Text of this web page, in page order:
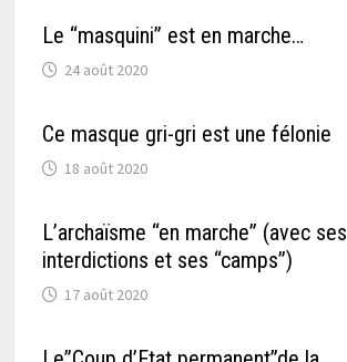
Le “masquini” est en marche…
24 août 2020
Ce masque gri-gri est une félonie
18 août 2020
L’archaïsme “en marche” (avec ses
interdictions et ses “camps”)
17 août 2020